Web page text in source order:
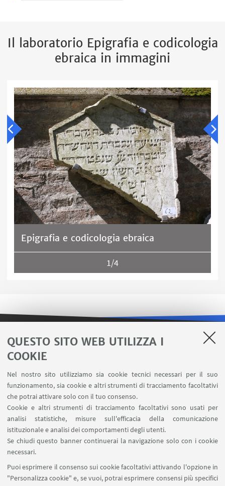
QUESTO SITO WEB UTILIZZA I
COOKIE
Nel nostro sito utilizziamo sia cookie tecnici necessari per il suo
funzionamento, sia cookie e altri strumenti di tracciamento facoltativi
che potrai attivare solo con il tuo consenso.
Cookie e altri strumenti di tracciamento facoltativi sono usati per
analisi statistiche, misure sull'efficacia della comunicazione
istituzionale e analisi dei comportamenti degli utenti.
Se chiudi questo banner continuerai la navigazione solo con i cookie
necessari.
Puoi esprimere il consenso sui cookie facoltativi attivando l'opzione in
"Personalizza cookie" e, se vuoi, potrai esprimere consensi più specifici
Il laboratorio Epigrafia e codicologia
ebraica in immagini
Epigrafia e codicologia ebraica
1/4
LINK UTILI
Area riservata
Carta dei servizi
SEGUI IL DIPARTIMENTO SU:
SEGUI UNIBO SU: